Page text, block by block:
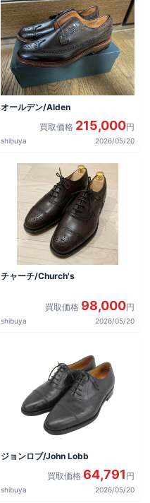
オールデン/Alden
買取価格 215,000円
shibuya 2026/05/20
チャーチ/Church's
買取価格 98,000円
shibuya 2026/05/20
ジョンロブ/John Lobb
買取価格 64,791 円
shibuya 2026/05/20